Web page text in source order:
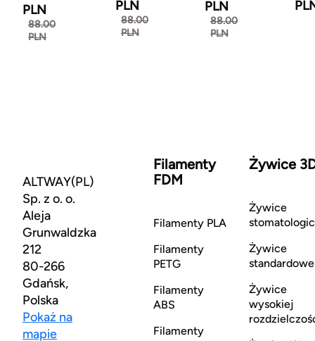
PLN
88.00
PLN
PLN
88.00
PLN
PLN
88.00
PLN
ALTWAY(PL)
Sp. z o. o.
Aleja
Grunwaldzka
212
80-266
Gdańsk,
Polska
Pokaż na
mapie
Filamenty
FDM
Filamenty PLA
Filamenty
PETG
Filamenty
ABS
Filamenty
Żywice
Żywice
Żywice
standardowe
Żywice
wysokiej